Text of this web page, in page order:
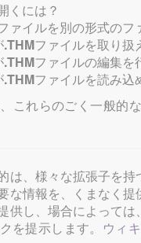
くには？
ァイルを別の形式のフ
.THMファイルを取り扱
.THMファイルの編集を
.THMファイルを読み込
これらのごく一般的
は、様々な拡張子を
な情報を、くまなく
供し、場合によって
を提示します。 ウィ